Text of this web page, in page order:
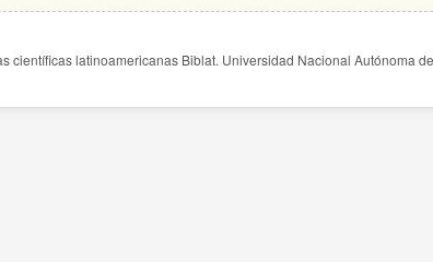
científicas latinoamericanas Biblat. Universidad Nacional Autónoma